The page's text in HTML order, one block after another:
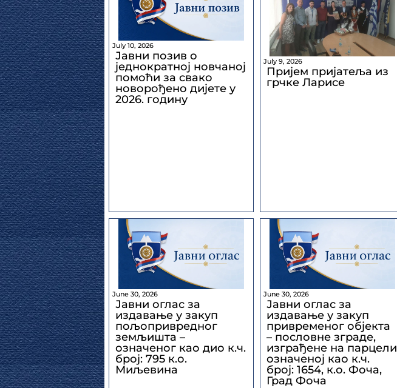
July 10, 2026
Јавни позив о
једнократној новчаној
помоћи за свако
новорођено дијете у
2026. годину
July 9, 2026
Пријем пријатеља из
грчке Ларисе
June 30, 2026
Јавни оглас за
издавање у закуп
пољопривредног
земљишта –
означеног као дио к.ч.
број: 795 к.о.
Миљевина
June 30, 2026
Јавни оглас за
издавање у закуп
привременог објекта
– пословне зграде,
изграђене на парцели
означеној као к.ч.
број: 1654, к.о. Фоча,
Град Фоча